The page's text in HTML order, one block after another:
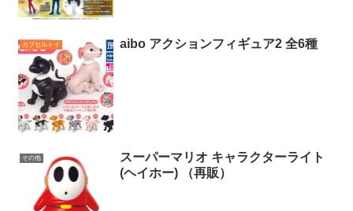
カプセルトイ aibo アクションフィギュア2 全6種
その他
スーパーマリオ キャラクターライト
(ヘイホー) （再販）